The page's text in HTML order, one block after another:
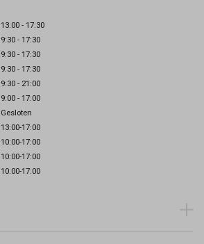
13:00 - 17:30
9:30 - 17:30
9:30 - 17:30
9:30 - 17:30
9:30 - 21:00
9:00 - 17:00
Gesloten
13:00-17:00
10:00-17:00
10:00-17:00
10:00-17:00